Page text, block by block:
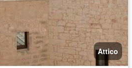
Attico